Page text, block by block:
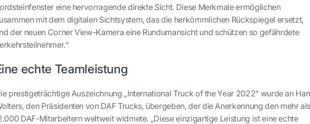
eine hervorragende direkte Sicht. Diese Merkmale ermöglichen
mit dem digitalen Sichtsystem, das die herkömmlichen Rückspiegel ersetzt,
der neuen Corner View-Kamera eine Rundumansicht und schützen so gefährdete
echte Teamleistung
prestigeträchtige Auszeichnung „International Truck of the Year 2022“ wurde an
den Präsidenten von DAF Trucks, übergeben, der die Anerkennung den mehr als
DAF-Mitarbeitern weltweit widmete. „Diese einzigartige Leistung ist eine echte